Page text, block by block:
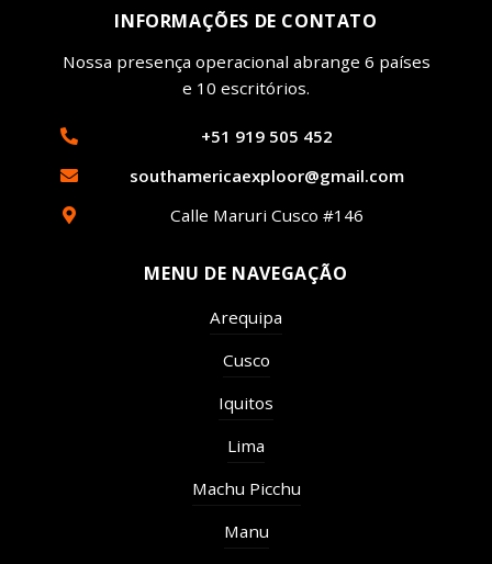
INFORMAÇÕES DE CONTATO
Nossa presença operacional abrange 6 países
e 10 escritórios.
+51 919 505 452
southamericaexploor@gmail.com
Calle Maruri Cusco #146
MENU DE NAVEGAÇÃO
Arequipa
Cusco
Iquitos
Lima
Machu Picchu
Manu